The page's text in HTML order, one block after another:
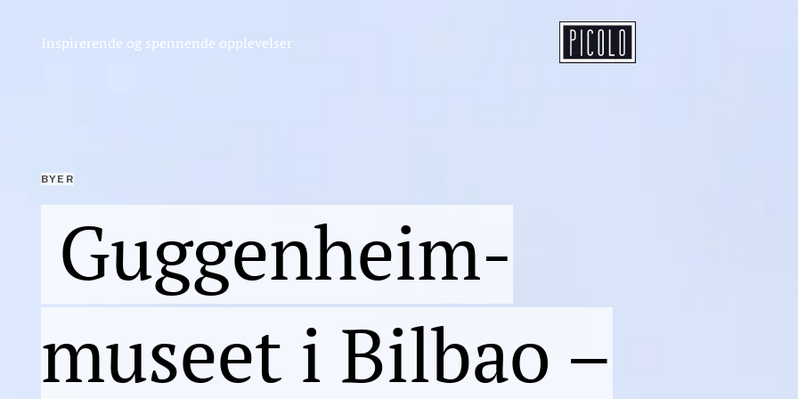
Inspirerende og spennende opplevelser
BYER
Guggenheim-
museet i Bilbao –